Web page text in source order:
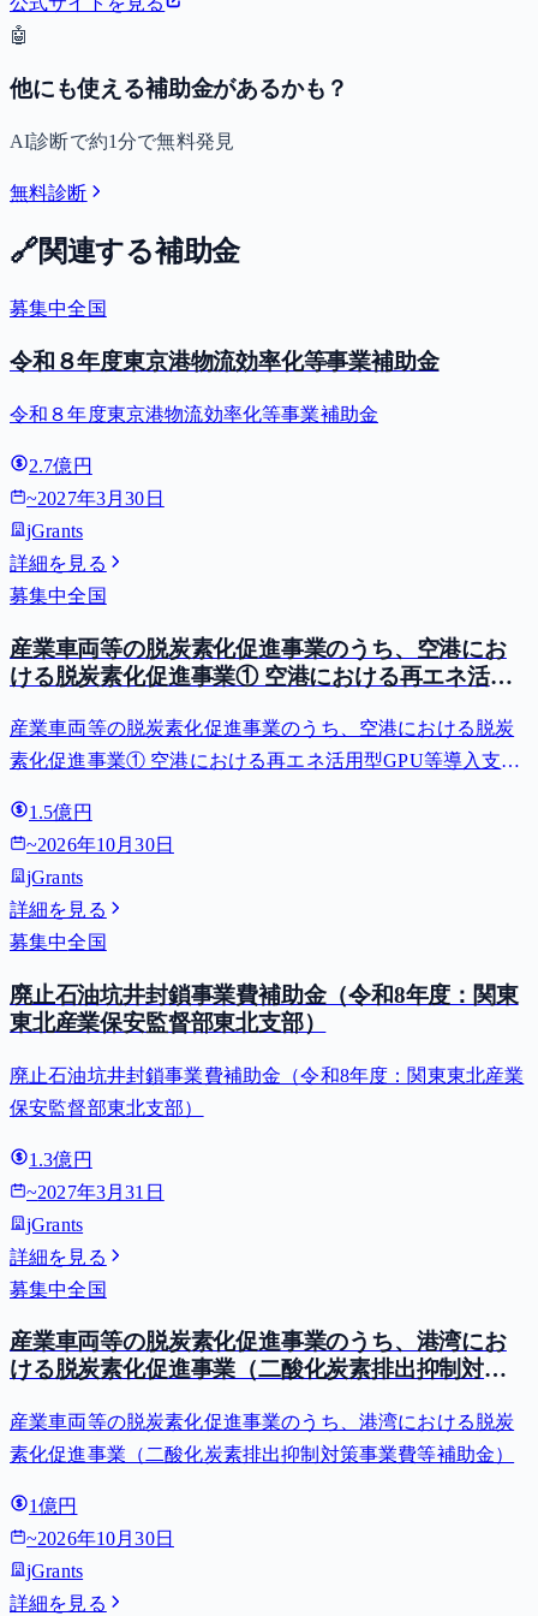
🤖
他にも使える補助金があるかも？
AI診断で約1分で無料発見
無料診断
🔗関連する補助金
募集中全国
令和８年度東京港物流効率化等事業補助金
令和８年度東京港物流効率化等事業補助金
2.7億円
~2027年3月30日
jGrants
詳細を見る
募集中全国
産業車両等の脱炭素化促進事業のうち、空港にお
ける脱炭素化促進事業① 空港における再エネ活用
費等補助金）
産業車両等の脱炭素化促進事業のうち、空港における脱炭
素化促進事業① 空港における再エネ活用型GPU等導入支援
1.5億円
~2026年10月30日
jGrants
詳細を見る
募集中全国
廃止石油坑井封鎖事業費補助金（令和8年度：関東
東北産業保安監督部東北支部）
廃止石油坑井封鎖事業費補助金（令和8年度：関東東北産業
保安監督部東北支部）
1.3億円
~2027年3月31日
jGrants
詳細を見る
募集中全国
産業車両等の脱炭素化促進事業のうち、港湾にお
ける脱炭素化促進事業（二酸化炭素排出抑制対策
産業車両等の脱炭素化促進事業のうち、港湾における脱炭
素化促進事業（二酸化炭素排出抑制対策事業費等補助金）
1億円
~2026年10月30日
jGrants
詳細を見る